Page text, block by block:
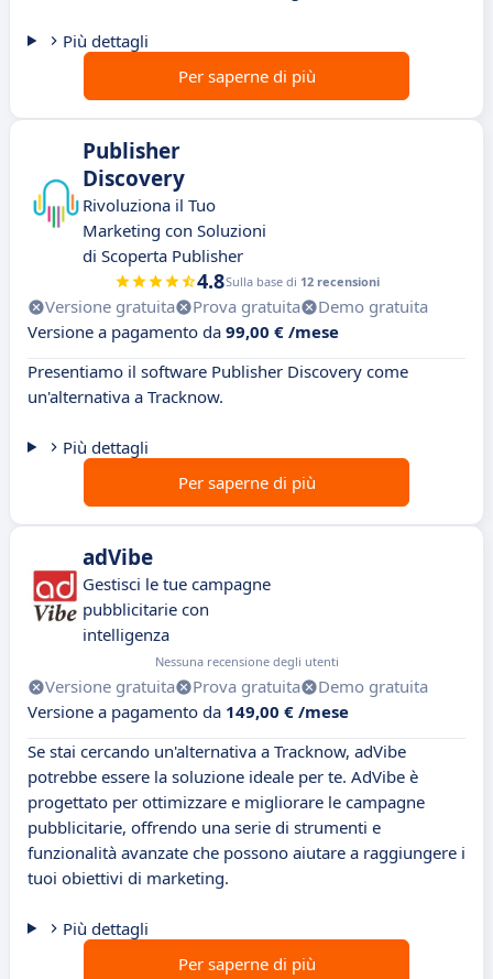
Più dettagli
Per saperne di più
Publisher
Discovery
Rivoluziona il Tuo
Marketing con Soluzioni
di Scoperta Publisher
4.8Sulla base di 12 recensioni
Versione gratuita Prova gratuita
Demo gratuita
Versione a pagamento da 99,00 € /mese
Presentiamo il software Publisher Discovery come
un'alternativa a Tracknow.
Più dettagli
Per saperne di più
adVibe
Gestisci le tue campagne
pubblicitarie con
intelligenza
Nessuna recensione degli utenti
Versione gratuita Prova gratuita
Demo gratuita
Versione a pagamento da 149,00 € /mese
Se stai cercando un'alternativa a Tracknow, adVibe
potrebbe essere la soluzione ideale per te. AdVibe è
progettato per ottimizzare e migliorare le campagne
pubblicitarie, offrendo una serie di strumenti e
funzionalità avanzate che possono aiutare a raggiungere i
tuoi obiettivi di marketing.
Più dettagli
Per saperne di più